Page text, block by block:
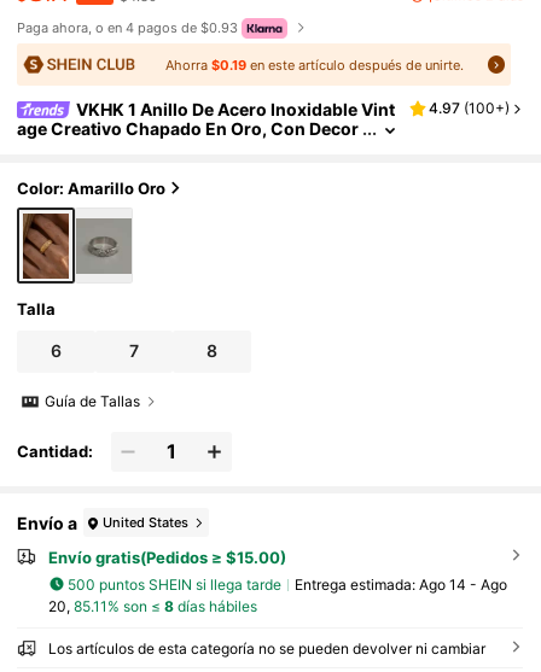
Paga ahora, o en 4 pagos de $0.93
Ahorra$0.19 en este artículo después de unirte.
VKHK 1 Anillo De Acero Inoxidable Vint
age Creativo Chapado En Oro, Con Decor
4.97 (100+)
Color: Amarillo Oro
Talla
6 7 8
Guía de Tallas
Cantidad:
Envío a United States
Envío gratis(Pedidos ≥ $15.00)
500 puntos SHEIN si llega tarde Entrega estimada: Ago 14 - Ago
20, 85.11% son ≤ 8días hábiles
Los artículos de esta categoría no se pueden devolver ni cambiar